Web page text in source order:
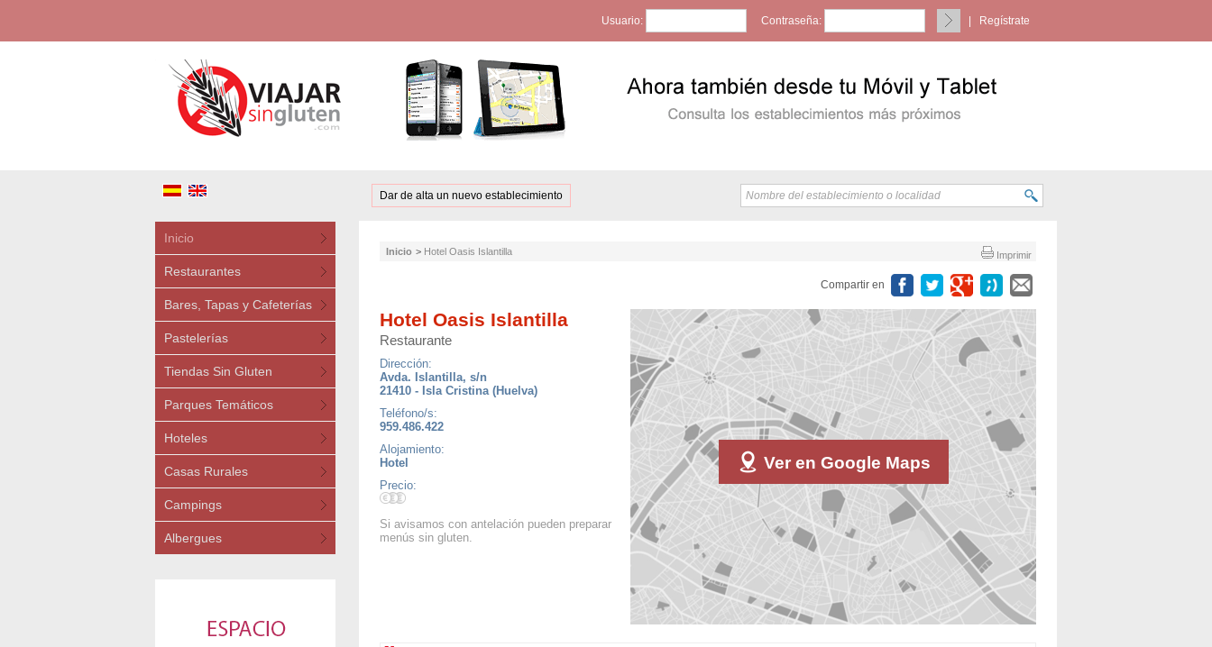
Usuario: Contraseña: Regístrate
Dar de alta un nuevo establecimiento
Inicio
Restaurantes
Bares, Tapas y Cafeterías
Pastelerías
Tiendas Sin Gluten
Parques Temáticos
Hoteles
Casas Rurales
Campings
Albergues
Imprimir
Inicio > Hotel Oasis Islantilla
Compartir en
Ver en Google Maps
Hotel Oasis Islantilla
Restaurante
Dirección:
Avda. Islantilla, s/n
21410 - Isla Cristina (Huelva)
Teléfono/s:
959.486.422
Alojamiento:
Hotel
Precio:
Si avisamos con antelación pueden preparar
menús sin gluten.